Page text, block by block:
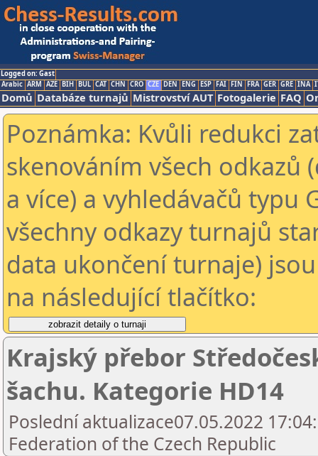
Logged on: Gast
Arabic ARM AZE BIH BUL CAT CHN CRO CZE DEN ENG ESP FAI FIN FRA GER GRE INA
Domů Databáze turnajů Mistrovství AUT Fotogalerie FAQ
Poznámka: Kvůli redukci
skenováním všech odkazů
a více) a vyhledávačů typu
všechny odkazy turnajů
data ukončení turnaje)
na následující tlačítko:
Krajský přebor
šachu. Kategorie HD14
Poslední aktualizace07.05.2022
Federation of the Czech Republic